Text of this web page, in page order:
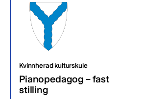
Kvinnherad kulturskule
Pianopedagog – fast
stilling